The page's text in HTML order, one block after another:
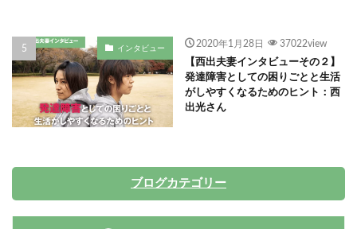
インタビュー 2020年1月28日 37022view
【西出夫妻インタビューその２】
発達障害としての困りごとと生活
がしやすくなるためのヒント：西
出光さん
ブログカテゴリー